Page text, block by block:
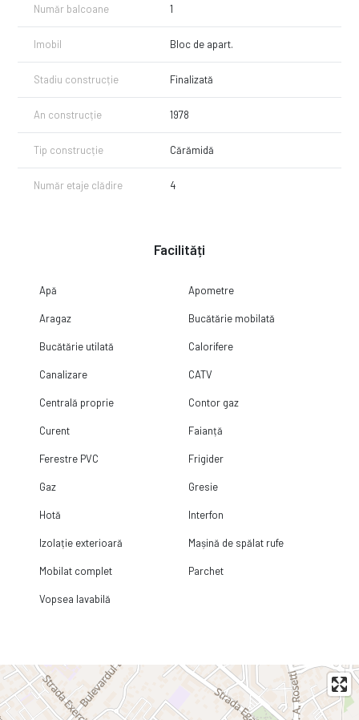
Număr balcoane 1
Imobil Bloc de apart.
Stadiu construcție Finalizată
An construcție 1978
Tip construcție Cărămidă
Număr etaje clădire 4
Facilități
Apă Apometre
Aragaz Bucătărie mobilată
Bucătărie utilată Calorifere
Canalizare CATV
Centrală proprie Contor gaz
Curent Faianță
Ferestre PVC Frigider
Gaz Gresie
Hotă Interfon
Izolație exterioară Mașină de spălat rufe
Mobilat complet Parchet
Vopsea lavabilă